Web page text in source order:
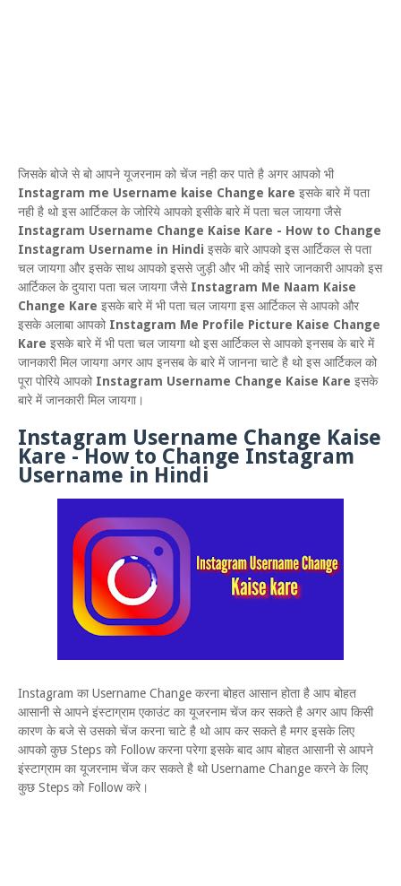
जिसके बोजे से बो आपने यूजरनाम को चेंज नही कर पाते है अगर आपको भी
Instagram me Username kaise Change kare इसके बारे में पता
नही है थो इस आर्टिकल के जोरिये आपको इसीके बारे में पता चल जायगा जैसे
Instagram Username Change Kaise Kare - How to Change
Instagram Username in Hindi इसके बारे आपको इस आर्टिकल से पता
चल जायगा और इसके साथ आपको इससे जुड़ी और भी कोई सारे जानकारी आपको इस
आर्टिकल के दुयारा पता चल जायगा जैसे Instagram Me Naam Kaise
Change Kare इसके बारे में भी पता चल जायगा इस आर्टिकल से आपको और
इसके अलाबा आपको Instagram Me Profile Picture Kaise Change
Kare इसके बारे में भी पता चल जायगा थो इस आर्टिकल से आपको इनसब के बारे में
जानकारी मिल जायगा अगर आप इनसब के बारे में जानना चाटे है थो इस आर्टिकल को
पूरा पोरिये आपको Instagram Username Change Kaise Kare इसके
बारे में जानकारी मिल जायगा।
Instagram Username Change Kaise
Kare - How to Change Instagram
Username in Hindi
Instagram का Username Change करना बोहत आसान होता है आप बोहत
आसानी से आपने इंस्टाग्राम एकाउंट का यूजरनाम चेंज कर सकते है अगर आप किसी
कारण के बजे से उसको चेंज करना चाटे है थो आप कर सकते है मगर इसके लिए
आपको कुछ Steps को Follow करना परेगा इसके बाद आप बोहत आसानी से आपने
इंस्टाग्राम का यूजरनाम चेंज कर सकते है थो Username Change करने के लिए
कुछ Steps को Follow करे।